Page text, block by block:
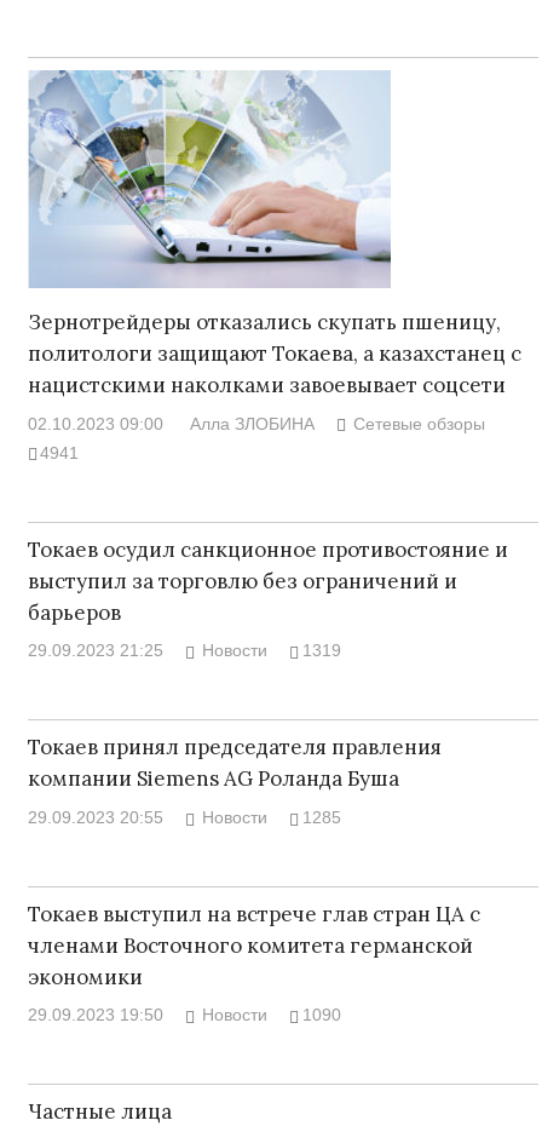
Зернотрейдеры отказались скупать пшеницу,
политологи защищают Токаева, а казахстанец с
нацистскими наколками завоевывает соцсети
02.10.2023 09:00 Алла ЗЛОБИНА
Сетевые обзоры
4941
Токаев осудил санкционное противостояние и
выступил за торговлю без ограничений и
барьеров
29.09.2023 21:25 Новости 1319
Токаев принял председателя правления
компании Siemens AG Роланда Буша
29.09.2023 20:55 Новости 1285
Токаев выступил на встрече глав стран ЦА с
членами Восточного комитета германской
экономики
29.09.2023 19:50 Новости 1090
Частные лица